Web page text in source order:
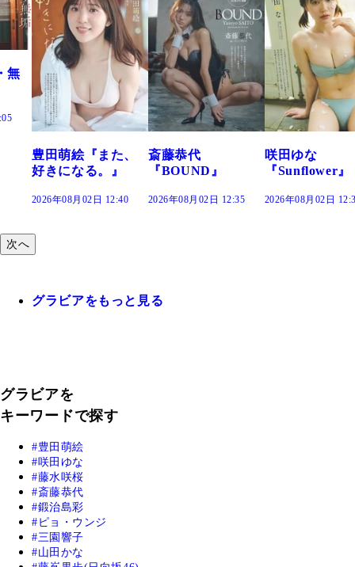
斎藤恭代
『BOUND』
2026年08月02日 12:35
咲田ゆな
『Sunflower』
2026年08月02日 12:30
藤水咲桜『花
だまり』
2026年08月02日
次へ
グラビアをもっと見る
グラビアを
キーワードで探す
豊田萌絵
咲田ゆな
藤水咲桜
斎藤恭代
鍛治島彩
ピョ・ウンジ
三園響子
山田かな